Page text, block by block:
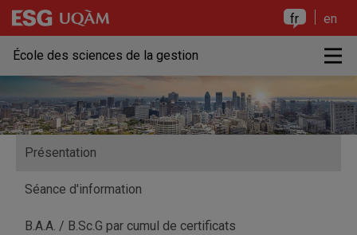
Raccourci vers le contenu
Raccourci vers le menu principal
Raccourci vers la recherche
Raccourci vers le contenu
Raccourci vers le menu principal
Raccourci vers la recherche
fr en
École des sciences de la gestion
Présentation
Séance d'information
B.A.A. / B.Sc.G par cumul de certificats